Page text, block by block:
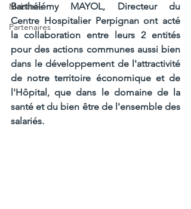
Mobilités
Partenaires
Barthélémy MAYOL, Directeur du
Centre Hospitalier Perpignan ont acté
la collaboration entre leurs 2 entités
pour des actions communes aussi bien
dans le développement de l'attractivité
de notre territoire économique et de
l'Hôpital, que dans le domaine de la
santé et du bien être de l'ensemble des
salariés.